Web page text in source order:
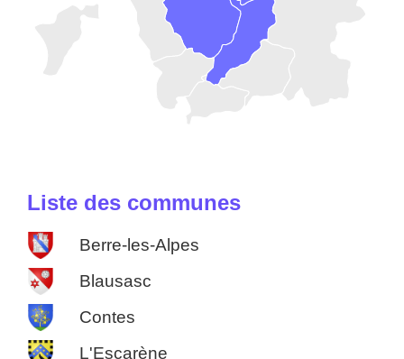
Liste des communes
Berre-les-Alpes
Blausasc
Contes
L'Escarène